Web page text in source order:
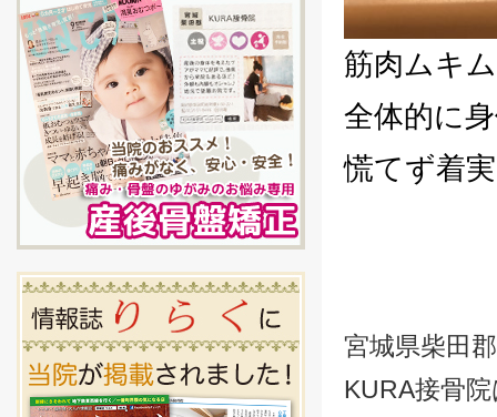
筋肉ムキ
全体的に
慌てず着
宮城県柴田
KURA接骨